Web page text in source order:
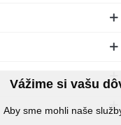
Vážime si vašu
Aby sme mohli naše